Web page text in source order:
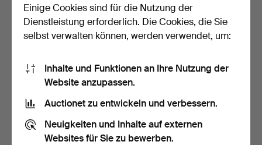
1 Gebot
32 USD
2 Gebote
37 USD
Einige Cookies sind für die Nutzung der
Dienstleistung erforderlich. Die Cookies, die Sie
selbst verwalten können, werden verwendet, um:
Inhalte und Funktionen an Ihre Nutzung der
Website anzupassen.
Auctionet zu entwickeln und verbessern.
Neuigkeiten und Inhalte auf externen
Websites für Sie zu bewerben.